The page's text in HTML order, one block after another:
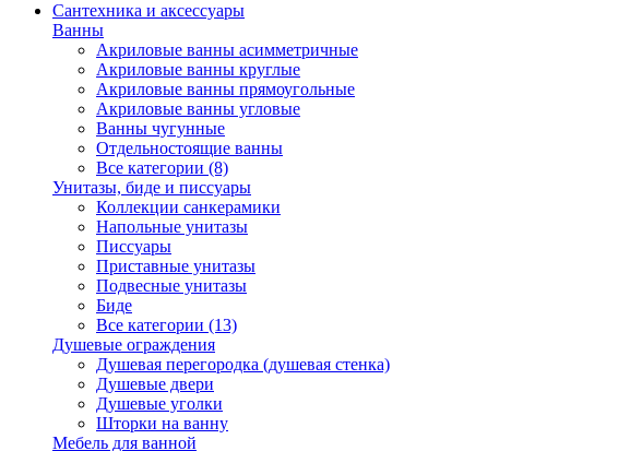
Сантехника и аксессуары
Ванны
Акриловые ванны асимметричные
Акриловые ванны круглые
Акриловые ванны прямоугольные
Акриловые ванны угловые
Ванны чугунные
Отдельностоящие ванны
Все категории (8)
Унитазы, биде и писсуары
Коллекции санкерамики
Напольные унитазы
Писсуары
Приставные унитазы
Подвесные унитазы
Биде
Все категории (13)
Душевые ограждения
Душевая перегородка (душевая стенка)
Душевые двери
Душевые уголки
Шторки на ванну
Мебель для ванной